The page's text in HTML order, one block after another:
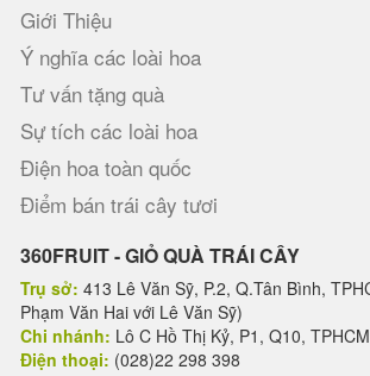
Giới Thiệu
Ý nghĩa các loài hoa
Tư vấn tặng quà
Sự tích các loài hoa
Điện hoa toàn quốc
Điểm bán trái cây tươi
360FRUIT - GIỎ QUÀ TRÁI CÂY
Trụ sở: 413 Lê Văn Sỹ, P.2, Q.Tân Bình,
Phạm Văn Hai với Lê Văn Sỹ)
Chi nhánh: Lô C Hồ Thị Kỷ, P1, Q10, TPHCM
Điện thoại: (028)22 298 398